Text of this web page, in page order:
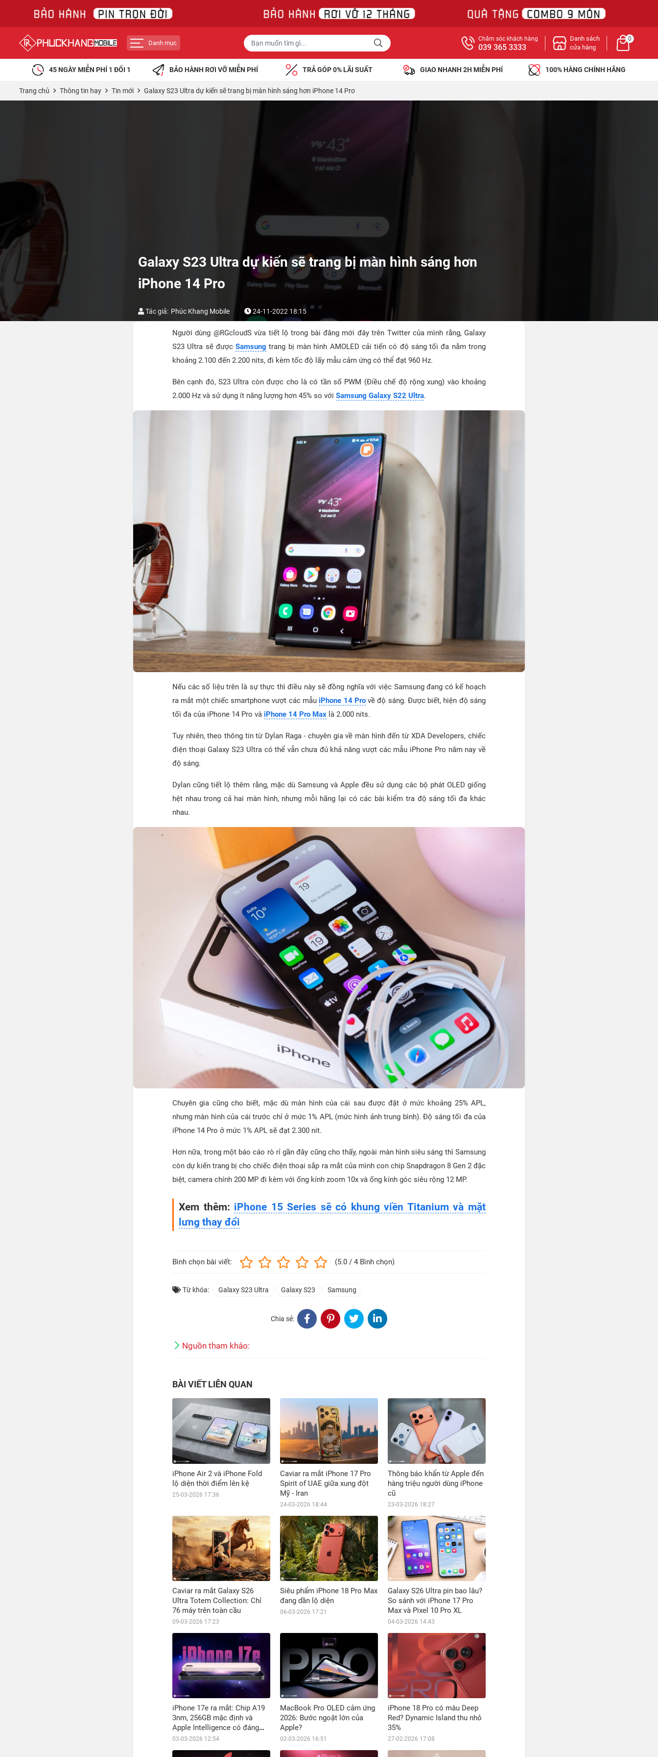
Danh mục
Chăm sóc khách hàng
039 365 3333
Danh sách
cửa hàng
0
45 NGÀY MIỄN PHÍ 1 ĐỔI 1 BẢO HÀNH RƠI VỠ MIỄN PHÍ TRẢ GÓP 0% LÃI SUẤT GIAO NHANH 2H MIỄN PHÍ 100% HÀNG CHÍNH HÃNG
Trang chủ Thông tin hay Tin mới Galaxy S23 Ultra dự kiến sẽ trang bị màn hình sáng hơn iPhone 14 Pro
Galaxy S23 Ultra dự kiến sẽ trang bị màn hình sáng hơn
iPhone 14 Pro
Tác giả: Phúc Khang Mobile 24-11-2022 18:15
Người dùng @RGcloudS vừa tiết lộ trong bài đăng mới đây trên Twitter của mình rằng, Galaxy
S23 Ultra sẽ đượcSamsung trang bị màn hình AMOLED cải tiến có độ sáng tối đa nằm trong
khoảng 2.100 đến 2.200 nits, đi kèm tốc độ lấy mẫu cảm ứng có thể đạt 960 Hz.
Bên cạnh đó, S23 Ultra còn được cho là có tần số PWM (Điều chế độ rộng xung) vào khoảng
2.000 Hz và sử dụng ít năng lượng hơn 45% so với Samsung Galaxy S22 Ultra.
Nếu các số liệu trên là sự thực thì điều này sẽ đồng nghĩa với việc Samsung đang có kế hoạch
ra mắt một chiếc smartphone vượt các mẫu iPhone 14 Provề độ sáng. Được biết, hiện độ sáng
tối đa của iPhone 14 Pro và iPhone 14 Pro Max là 2.000 nits.
Tuy nhiên, theo thông tin từ Dylan Raga - chuyên gia về màn hình đến từ XDA Developers, chiếc
điện thoại Galaxy S23 Ultra có thể vẫn chưa đủ khả năng vượt các mẫu iPhone Pro năm nay về
độ sáng.
Dylan cũng tiết lộ thêm rằng, mặc dù Samsung và Apple đều sử dụng các bộ phát OLED giống
hệt nhau trong cả hai màn hình, nhưng mỗi hãng lại có các bài kiểm tra độ sáng tối đa khác
nhau.
Chuyên gia cũng cho biết, mặc dù màn hình của cái sau được đặt ở mức khoảng 25% APL,
nhưng màn hình của cái trước chỉ ở mức 1% APL (mức hình ảnh trung bình). Độ sáng tối đa của
iPhone 14 Pro ở mức 1% APL sẽ đạt 2.300 nit.
Hơn nữa, trong một báo cáo rò rỉ gần đây cũng cho thấy, ngoài màn hình siêu sáng thì Samsung
còn dự kiến trang bị cho chiếc điện thoại sắp ra mắt của mình con chip Snapdragon 8 Gen 2 đặc
biệt, camera chính 200 MP đi kèm với ống kính zoom 10x và ống kính góc siêu rộng 12 MP.
Xem thêm: iPhone 15 Series sẽ có khung viền Titanium và mặt
lưng thay đổi
Bình chọn bài viết: (5.0 / 4 Bình chọn)
Từ khóa: Galaxy S23 Ultra Galaxy S23 Samsung
Chia sẻ:
Nguồn tham khảo:
BÀI VIẾT LIÊN QUAN
iPhone Air 2 và iPhone Fold
lộ diện thời điểm lên kệ
25-03-2026 17:36
Caviar ra mắt iPhone 17 Pro
Spirit of UAE giữa xung đột
Mỹ - Iran
24-03-2026 18:44
Thông báo khẩn từ Apple đến
hàng triệu người dùng iPhone
cũ
23-03-2026 18:27
Caviar ra mắt Galaxy S26
Ultra Totem Collection: Chỉ
76 máy trên toàn cầu
09-03-2026 17:23
Siêu phẩm iPhone 18 Pro Max
đang dần lộ diện
06-03-2026 17:21
Galaxy S26 Ultra pin bao lâu?
So sánh với iPhone 17 Pro
Max và Pixel 10 Pro XL
04-03-2026 14:43
iPhone 17e ra mắt: Chip A19
3nm, 256GB mặc định và
Apple Intelligence có đáng
mua?
03-03-2026 12:54
MacBook Pro OLED cảm ứng
2026: Bước ngoặt lớn của
Apple?
02-03-2026 16:51
iPhone 18 Pro có màu Deep
Red? Dynamic Island thu nhỏ
35%
27-02-2026 17:08